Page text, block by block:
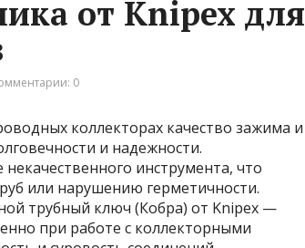
от Knipex для
0
коллекторах качество зажима и
и надежности.
инструмента, что
или нарушению герметичности.
трубный ключ (Кобра) от Knipex —
при работе с коллекторными